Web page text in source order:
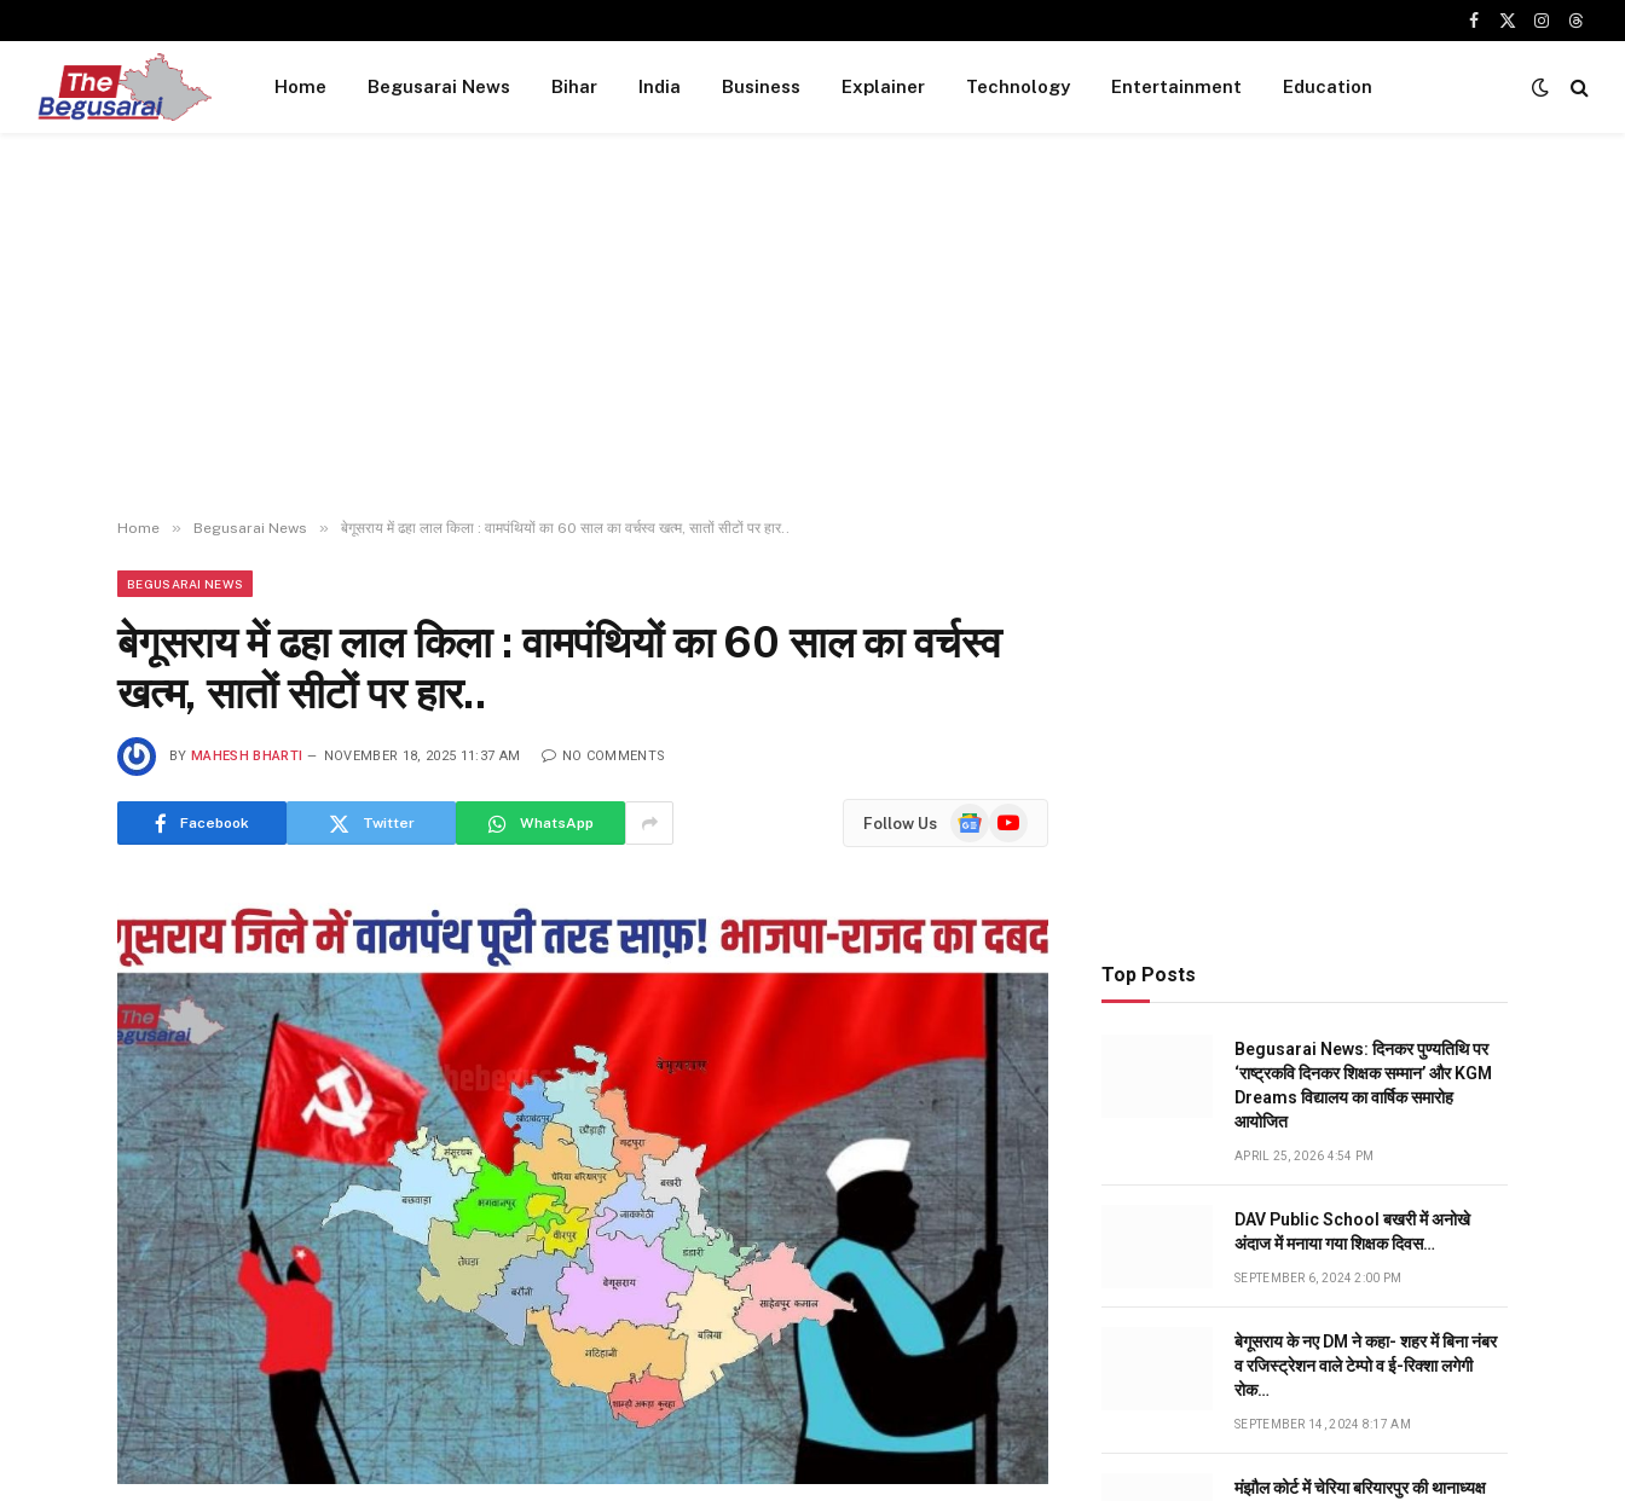
Facebook
X
Instagram
Home Begusarai News Bihar India Business Explainer Technology Entertainment Education
Home » Begusarai News » बेगूसराय में ढहा लाल किला : वामपंथियों का 60 साल का वर्चस्व खत्म, सातों सीटों पर हार..
BEGUSARAI NEWS
बेगूसराय में ढहा लाल किला : वामपंथियों का 60 साल का वर्चस्व
खत्म, सातों सीटों पर हार..
BY MAHESH BHARTI NOVEMBER 18, 2025 11:37 AM NO COMMENTS
Facebook Twitter WhatsApp Follow Us
GoogleYouTube
Top Posts
Begusarai News: दिनकर पुण्यतिथि पर
‘राष्ट्रकवि दिनकर शिक्षक सम्मान’ और KGM
Dreams विद्यालय का वार्षिक समारोह
आयोजित
APRIL 25, 2026 4:54 PM
DAV Public School बखरी में अनोखे
अंदाज में मनाया गया शिक्षक दिवस…
SEPTEMBER 6, 2024 2:00 PM
बेगूसराय के नए DM ने कहा- शहर में बिना नंबर
व रजिस्ट्रेशन वाले टेम्पो व ई-रिक्शा लगेगी
रोक…
SEPTEMBER 14, 2024 8:17 AM
मंझौल कोर्ट में चेरिया बरियारपुर की थानाध्यक्ष